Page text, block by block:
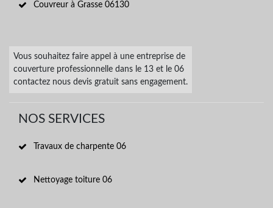
Couvreur à Grasse 06130
Vous souhaitez faire appel à une entreprise de
couverture professionnelle dans le 13 et le 06
contactez nous devis gratuit sans engagement.
NOS SERVICES
Travaux de charpente 06
Nettoyage toiture 06